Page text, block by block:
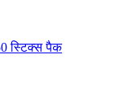
स्टिक्स पैक